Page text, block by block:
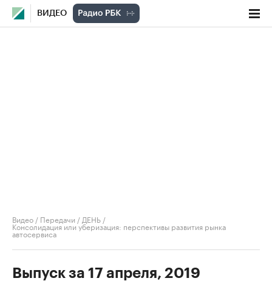
ВИДЕО
Видео / Передачи / ДЕНЬ /
Консолидация или уберизация: перспективы развития рынка
автосервиса
Выпуск за 17 апреля, 2019